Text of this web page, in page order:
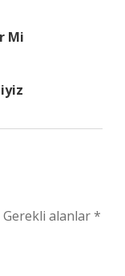
Mi
Gerekli alanlar*